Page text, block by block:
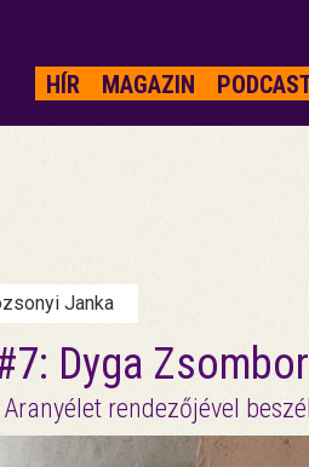
HÍR MAGAZIN
Janka
Dyga Zsombor
rendezőjével